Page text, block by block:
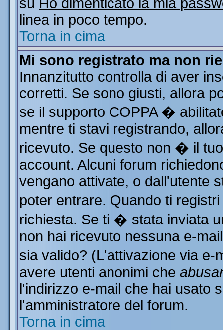
su Ho dimenticato la mia
linea in poco tempo.
Torna in cima
Mi sono registrato ma non
Innanzitutto controlla di aver
corretti. Se sono giusti, allora
se il supporto COPPA �
mentre ti stavi registrando,
ricevuto. Se questo non � il
account. Alcuni forum
vengano attivate, o dall'utente
poter entrare. Quando ti
richiesta. Se ti � stata inviata
non hai ricevuto nessuna e-
sia valido? (L'attivazione via
avere utenti anonimi che
l'indirizzo e-mail che hai usato
l'amministratore del forum.
Torna in cima